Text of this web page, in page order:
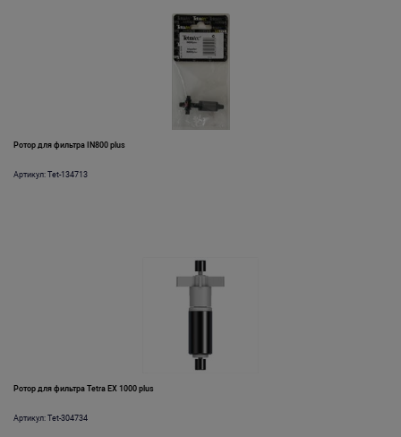
Ротор для фильтра IN800 plus
Артикул: Tet-134713
Ротор для фильтра Tetra EX 1000 plus
Артикул: Tet-304734